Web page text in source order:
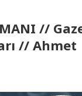
//
// Ahmet